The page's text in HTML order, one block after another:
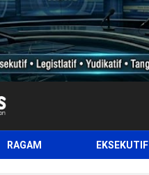
RAGAM EKSEKUTIF